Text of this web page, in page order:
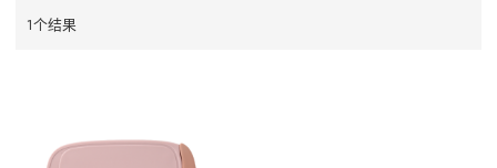
1个结果